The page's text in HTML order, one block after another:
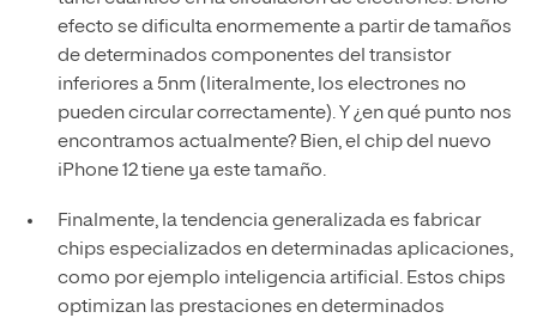
efecto se dificulta enormemente a partir de tamaños
de determinados componentes del transistor
inferiores a 5nm (literalmente, los electrones no
pueden circular correctamente). Y ¿en qué punto nos
encontramos actualmente? Bien, el chip del nuevo
iPhone 12 tiene ya este tamaño.
Finalmente, la tendencia generalizada es fabricar
chips especializados en determinadas aplicaciones,
como por ejemplo inteligencia artificial. Estos chips
optimizan las prestaciones en determinados